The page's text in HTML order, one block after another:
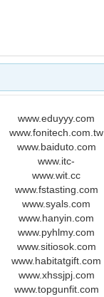
www.eduyyy.com
www.fonitech.com.tw
www.baiduto.com
www.itc-
indonesia.com
www.wit.cc
www.fstasting.com
www.syals.com
www.hanyin.com
www.pyhlmy.com
www.sitiosok.com
www.habitatgift.com
www.xhssjpj.com
www.topgunfit.com